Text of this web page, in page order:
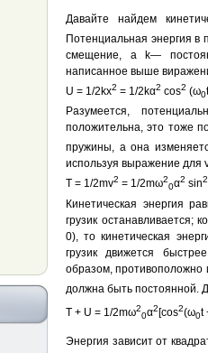
Давайте найдем
Потенциальная энергия
смещение, а k—
написанное выше
U = 1/2kx2 = 1/2kα2 cos2 (ω0
Разумеется,
положительна, это тоже
пружины, а она
используя выражение для
T = 1/2mv2 = 1/2mω2
0α2 sin2
Кинетическая энергия
грузик останавливается;
0), то кинетическая
грузик движется
образом, противоположно
должна быть постоянной.
T + U = 1/2mω2
0α2[cos2(ω0t
Энергия зависит от